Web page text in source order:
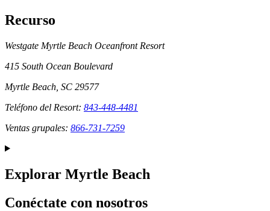
Recurso
Westgate Myrtle Beach Oceanfront Resort
415 South Ocean Boulevard
Myrtle Beach, SC 29577
Teléfono del Resort: 843-448-4481
Ventas grupales: 866-731-7259
Explorar Myrtle Beach
Conéctate con nosotros